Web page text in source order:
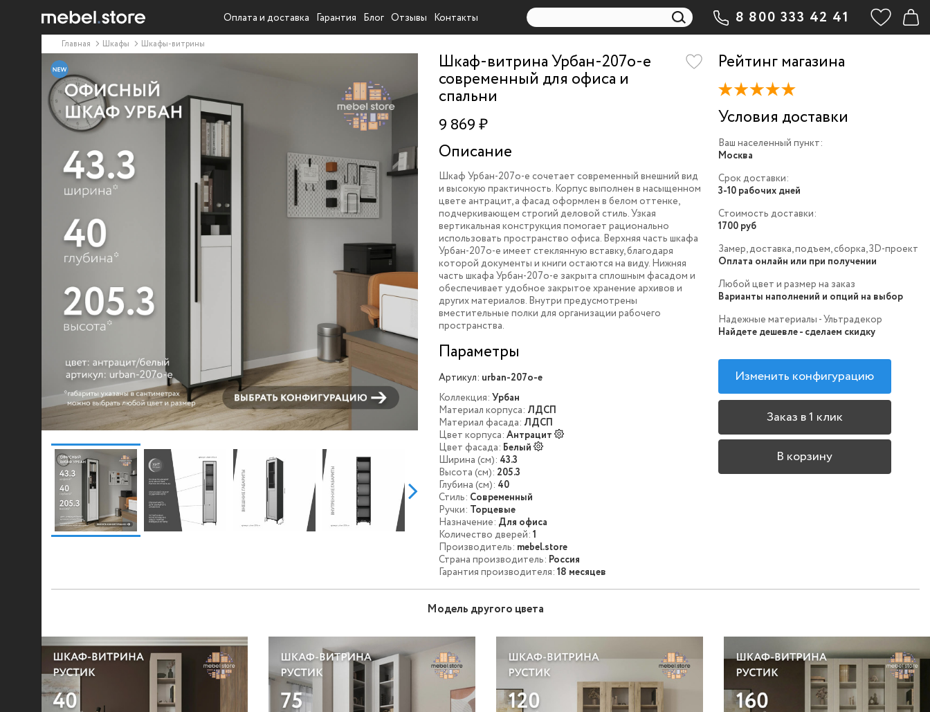
Оплата и доставка Гарантия Блог Отзывы Контакты 8 800 333 42 41
© 2021-2026 mebel.store
Главная Шкафы Шкафы-витрины
Шкаф-витрина Урбан-207o-e
современный для офиса и
спальни
9 869 ₽
Описание
Шкаф Урбан-207o-e сочетает современный внешний вид
и высокую практичность. Корпус выполнен в насыщенном
цвете антрацит, а фасад оформлен в белом оттенке,
подчеркивающем строгий деловой стиль. Узкая
вертикальная конструкция помогает рационально
использовать пространство офиса. Верхняя часть шкафа
Урбан-207o-e имеет стеклянную вставку, благодаря
которой документы и книги остаются на виду. Нижняя
часть шкафа Урбан-207o-e закрыта сплошным фасадом и
обеспечивает удобное закрытое хранение архивов и
других материалов. Внутри предусмотрены
вместительные полки для организации рабочего
пространства.
Параметры
Артикул: urban-207o-e
Коллекция: Урбан
Материал корпуса: ЛДСП
Материал фасада: ЛДСП
Цвет корпуса: Антрацит
Цвет фасада: Белый
Ширина (см): 43.3
Высота (см): 205.3
Глубина (см): 40
Стиль: Современный
Ручки: Торцевые
Назначение: Для офиса
Количество дверей: 1
Производитель: mebel.store
Страна производитель: Россия
Гарантия производителя: 18 месяцев
Рейтинг магазина
Условия доставки
Ваш населенный пункт:
Москва
Срок доставки:
3-10 рабочих дней
Стоимость доставки:
1700 руб
Замер, доставка, подъем, сборка, 3D-проект
Оплата онлайн или при получении
Любой цвет и размер на заказ
Варианты наполнений и опций на выбор
Надежные материалы - Ультрадекор
Найдете дешевле - сделаем скидку
Изменить конфигурацию
Заказ в 1 клик
В корзину
Модель другого цвета